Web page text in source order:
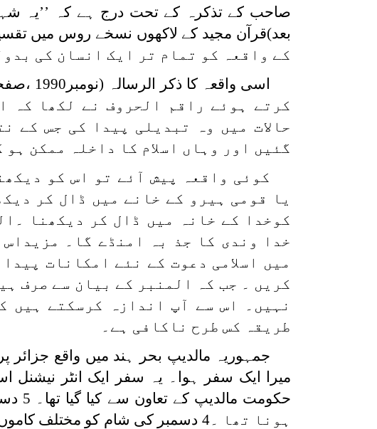
صاحب کے تذکرہ کے تحت درج ہے کہ ’’یہ
کے واقعہ کو تمام تر ایک انسان کی
کرتے ہوئے راقم الحروف نے لکھا کہ
حالات میں وہ تبدیلی پیدا کی جس کے
گئیں اور وہاں اسلام کا داخلہ ممکن ہو
کوئی واقعہ پیش آئے تو اس کو
یا قومی ہیرو کے خانے میں ڈال کر
کوخدا کے خانہ میں ڈال کر دیکھنا
خدا وندی کا جذ بہ امنڈے گا۔
میں اسلامی دعوت کے نئے امکانات
کریں ۔ جب کہ المنبر کے بیان سے صرف
نہیں۔ اس سے آپ اندازہ کرسکتے ہیں
طریقہ کس طرح ناکافی ہے۔
میرا ایک سفر ہوا۔ یہ سفر ایک انٹر
ہونا تھا ۔4 دسمبر کی شام کو